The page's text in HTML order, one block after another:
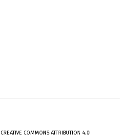
CREATIVE COMMONS ATTRIBUTION 4.0